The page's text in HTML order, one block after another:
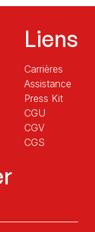
Liens
Carrières
Assistance
Press Kit
CGU
CGV
CGS